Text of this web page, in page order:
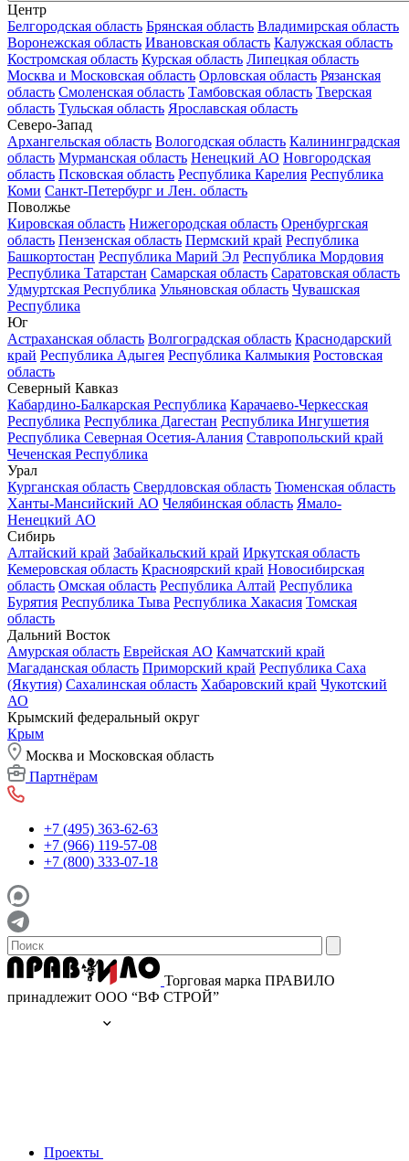
Центр
Белгородская область Брянская область Владимирская область
Воронежская область Ивановская область Калужская область
Костромская область Курская область Липецкая область
Москва и Московская область Орловская область Рязанская
область Смоленская область Тамбовская область Тверская
область Тульская область Ярославская область
Северо-Запад
Архангельская область Вологодская область Калининградская
область Мурманская область Ненецкий АО Новгородская
область Псковская область Республика Карелия Республика
Коми Санкт-Петербург и Лен. область
Поволжье
Кировская область Нижегородская область Оренбургская
область Пензенская область Пермский край Республика
Башкортостан Республика Марий Эл Республика Мордовия
Республика Татарстан Самарская область Саратовская область
Удмуртская Республика Ульяновская область Чувашская
Республика
Юг
Астраханская область Волгоградская область Краснодарский
край Республика Адыгея Республика Калмыкия Ростовская
область
Северный Кавказ
Кабардино-Балкарская Республика Карачаево-Черкесская
Республика Республика Дагестан Республика Ингушетия
Республика Северная Осетия-Алания Ставропольский край
Чеченская Республика
Урал
Курганская область Свердловская область Тюменская область
Ханты-Мансийский АО Челябинская область Ямало-
Ненецкий АО
Сибирь
Алтайский край Забайкальский край Иркутская область
Кемеровская область Красноярский край Новосибирская
область Омская область Республика Алтай Республика
Бурятия Республика Тыва Республика Хакасия Томская
область
Дальний Восток
Амурская область Еврейская АО Камчатский край
Магаданская область Приморский край Республика Саха
(Якутия) Сахалинская область Хабаровский край Чукотский
АО
Крымский федеральный округ
Крым
Москва и Московская область
Партнёрам
+7 (495) 363-62-63
+7 (966) 119-57-08
+7 (800) 333-07-18
Торговая марка ПРАВИЛО
принадлежит ООО “ВФ СТРОЙ”
Проекты